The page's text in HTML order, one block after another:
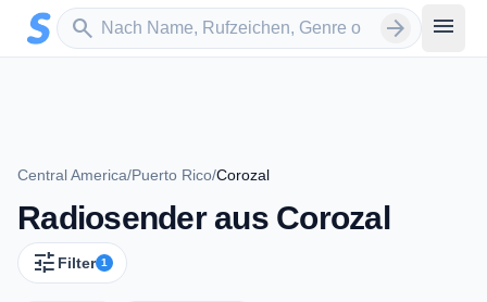
Zum Hauptinhalt springen
search
Sender suchen arrow_forward menu
Central America/Puerto Rico/Corozal
Radiosender aus Corozal
tune Filter 1